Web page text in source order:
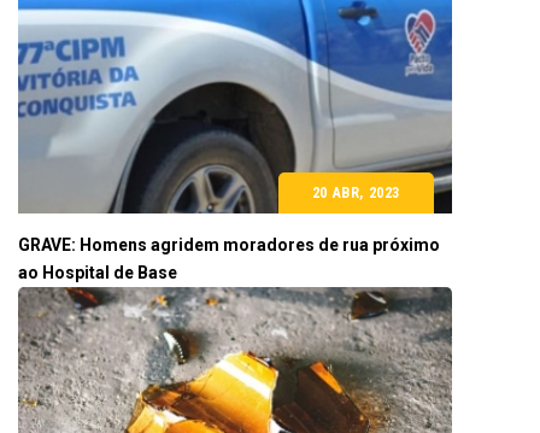
20 ABR, 2023
GRAVE: Homens agridem moradores de rua próximo
ao Hospital de Base